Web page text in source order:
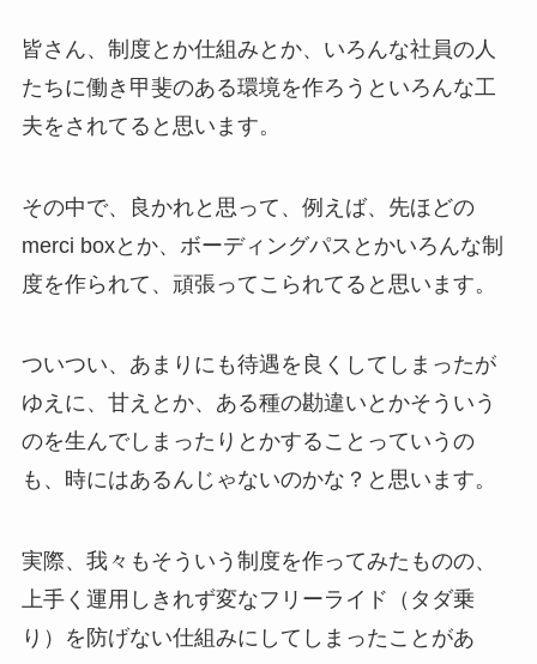
皆さん、制度とか仕組みとか、いろんな社員の人
たちに働き甲斐のある環境を作ろうといろんな工
夫をされてると思います。
その中で、良かれと思って、例えば、先ほどの
merci boxとか、ボーディングパスとかいろんな制
度を作られて、頑張ってこられてると思います。
ついつい、あまりにも待遇を良くしてしまったが
ゆえに、甘えとか、ある種の勘違いとかそういう
のを生んでしまったりとかすることっていうの
も、時にはあるんじゃないのかな？と思います。
実際、我々もそういう制度を作ってみたものの、
上手く運用しきれず変なフリーライド（タダ乗
り）を防げない仕組みにしてしまったことがあ